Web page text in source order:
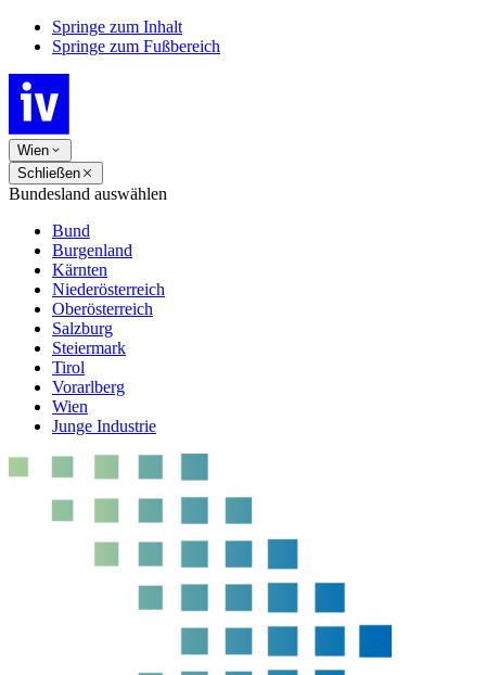
Springe zum Inhalt
Springe zum Fußbereich
Wien
Schließen
Bundesland auswählen
Bund
Burgenland
Kärnten
Niederösterreich
Oberösterreich
Salzburg
Steiermark
Tirol
Vorarlberg
Wien
Junge Industrie